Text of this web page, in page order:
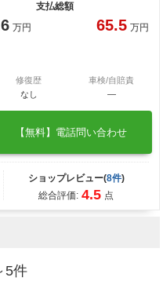
万円
支払総額
65.5 万円
修復歴
なし
車検/自賠責
―
【無料】電話問い合わせ
ショップレビュー(8件)
総合評価: 4.5 点
5件